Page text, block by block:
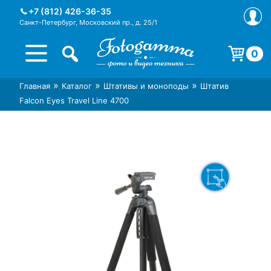
+7 (812) 426-36-35
Санкт-Петербург, Московский пр., д. 25/1
Интернет-магазин фототехники
Foto-Gamma в СПб
Магазин фотоаксессуаров foto-
gamma.ru
0
Корзина пуста.
Главная » Каталог » Штативы и моноподы » Штатив
Falcon Eyes Travel Line 4700